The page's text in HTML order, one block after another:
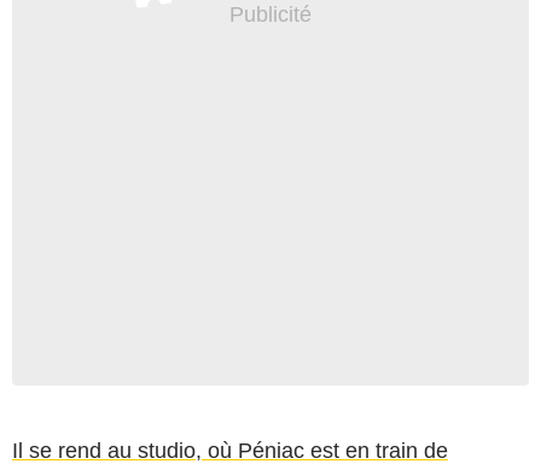
Il se rend au studio, où Péniac est en train de